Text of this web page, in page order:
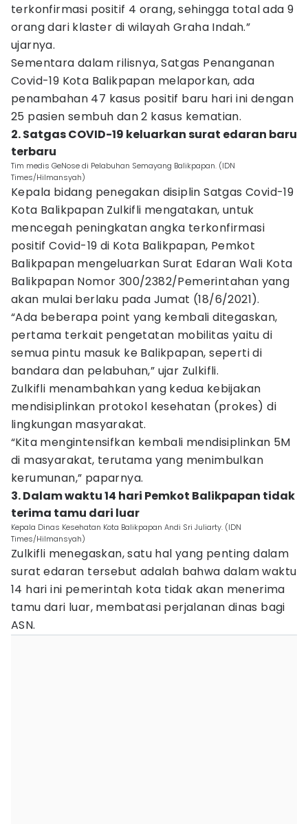
terkonfirmasi positif 4 orang, sehingga total ada 9
orang dari klaster di wilayah Graha Indah.”
ujarnya.
Sementara dalam rilisnya, Satgas Penanganan
Covid-19 Kota Balikpapan melaporkan, ada
penambahan 47 kasus positif baru hari ini dengan
25 pasien sembuh dan 2 kasus kematian.
2. Satgas COVID-19 keluarkan surat edaran baru
terbaru
Tim medis GeNose di Pelabuhan Semayang Balikpapan. (IDN
Times/Hilmansyah)
Kepala bidang penegakan disiplin Satgas Covid-19
Kota Balikpapan Zulkifli mengatakan, untuk
mencegah peningkatan angka terkonfirmasi
positif Covid-19 di Kota Balikpapan, Pemkot
Balikpapan mengeluarkan Surat Edaran Wali Kota
Balikpapan Nomor 300/2382/Pemerintahan yang
akan mulai berlaku pada Jumat (18/6/2021).
“Ada beberapa point yang kembali ditegaskan,
pertama terkait pengetatan mobilitas yaitu di
semua pintu masuk ke Balikpapan, seperti di
bandara dan pelabuhan,” ujar Zulkifli.
Zulkifli menambahkan yang kedua kebijakan
mendisiplinkan protokol kesehatan (prokes) di
lingkungan masyarakat.
“Kita mengintensifkan kembali mendisiplinkan 5M
di masyarakat, terutama yang menimbulkan
kerumunan,” paparnya.
3. Dalam waktu 14 hari Pemkot Balikpapan tidak
terima tamu dari luar
Kepala Dinas Kesehatan Kota Balikpapan Andi Sri Juliarty. (IDN
Times/Hilmansyah)
Zulkifli menegaskan, satu hal yang penting dalam
surat edaran tersebut adalah bahwa dalam waktu
14 hari ini pemerintah kota tidak akan menerima
tamu dari luar, membatasi perjalanan dinas bagi
ASN.